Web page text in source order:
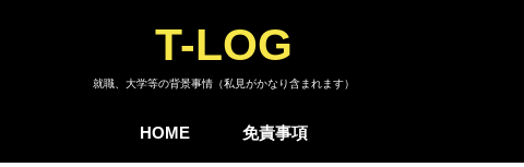
T-LOG
就職、大学等の背景事情（私見がかなり含まれます）
HOME 免責事項